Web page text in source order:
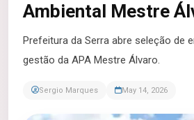
Ambiental Mestre
Prefeitura da Serra abre seleção de
gestão da APA Mestre Álvaro.
Sergio Marques May 14, 2026